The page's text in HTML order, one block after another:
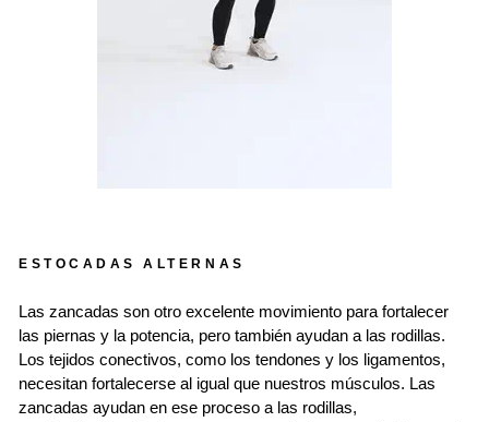
ESTOCADAS ALTERNAS
Las zancadas son otro excelente movimiento para fortalecer
las piernas y la potencia, pero también ayudan a las rodillas.
Los tejidos conectivos, como los tendones y los ligamentos,
necesitan fortalecerse al igual que nuestros músculos. Las
zancadas ayudan en ese proceso a las rodillas,